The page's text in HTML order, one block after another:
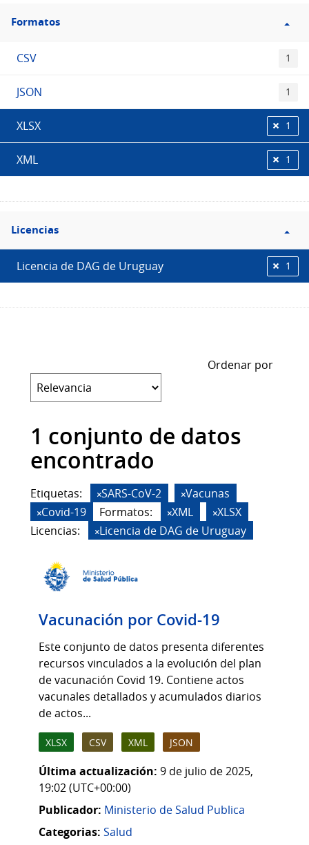
Filtro
Formatos
Formatos
CSV 1
JSON 1
XLSX 1
XML 1
Filtro
Licencias
Licencias
Licencia de DAG de Uruguay 1
Ordenar por
1 conjunto de datos
encontrado
Etiquetas: SARS-CoV-2
Vacunas
Covid-19
Formatos: XML
XLSX
Licencias:
Licencia de DAG de Uruguay
Vacunación por Covid-19
Este conjunto de datos presenta diferentes
recursos vinculados a la evolución del plan
de vacunación Covid 19. Contiene actos
vacunales detallados y acumulados diarios
de actos...
XLSX CSV XML JSON
Última actualización: 9 de julio de 2025,
19:02 (UTC+00:00)
Publicador: Ministerio de Salud Publica
Categorias: Salud